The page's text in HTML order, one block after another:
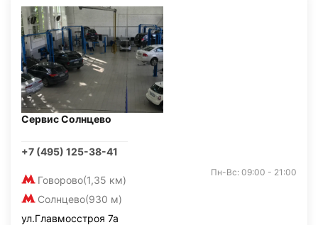
Сервис Солнцево
+7 (495) 125-38-41
Говорово(1,35 км)
Солнцево(930 м)
Пн-Вс: 09:00 - 21:00
ул.Главмосстроя 7а